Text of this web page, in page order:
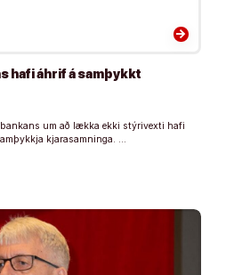
arrow_forward
hafi áhrif á samþykkt
um að lækka ekki stýrivexti hafi
kjarasamninga. …